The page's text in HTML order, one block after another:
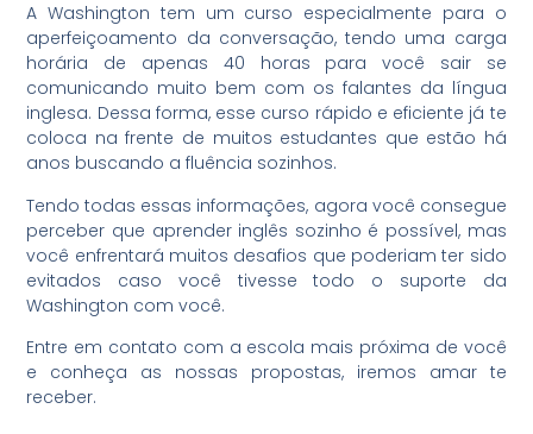
A Washington tem um curso especialmente para o
aperfeiçoamento da conversação, tendo uma carga
horária de apenas 40 horas para você sair se
comunicando muito bem com os falantes da língua
inglesa. Dessa forma, esse curso rápido e eficiente já te
coloca na frente de muitos estudantes que estão há
anos buscando a fluência sozinhos.
Tendo todas essas informações, agora você consegue
perceber que aprender inglês sozinho é possível, mas
você enfrentará muitos desafios que poderiam ter sido
evitados caso você tivesse todo o suporte da
Washington com você.
Entre em contato com a escola mais próxima de você
e conheça as nossas propostas, iremos amar te
receber.